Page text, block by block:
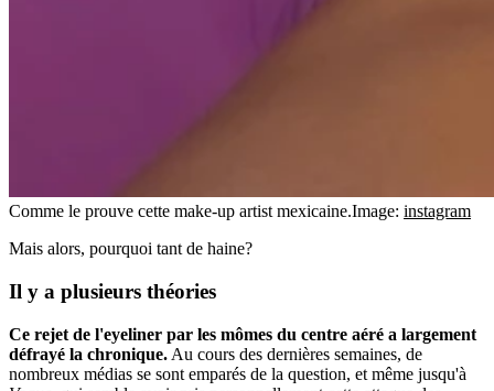
Comme le prouve cette make-up artist mexicaine.Image: instagram
Mais alors, pourquoi tant de haine?
Il y a plusieurs théories
Ce rejet de l'eyeliner par les mômes du centre aéré a largement
défrayé la chronique. Au cours des dernières semaines, de
nombreux médias se sont emparés de la question, et même jusqu'à